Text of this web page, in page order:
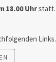
18.00 Uhrstatt.
Links.